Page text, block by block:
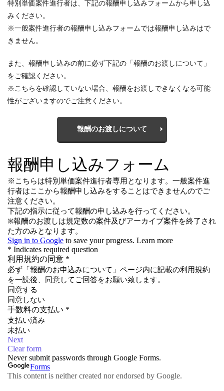
特別単価案件進行者は、下記の報酬申し込みフォームから申し込
みください。
※一般案件進行者の報酬申し込みフォームでは報酬申し込みはで
きません。
また、報酬申し込みの前に必ず下記の「報酬のお渡しについて」
をご確認ください。
※こちらを確認していない場合、報酬をお渡しできなくなる可能
性がございますのでご注意ください。
報酬のお渡しについて